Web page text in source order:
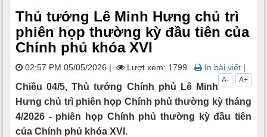
Thủ tướng Lê Minh Hưng chủ trì
phiên họp thường kỳ đầu tiên của
Chính phủ khóa XVI
02:57 PM 05/05/2026 | Lượt xem: 1799 In bài viết |
A+
A-
Chiều 04/5, Thủ tướng Chính phủ Lê Minh
Hưng chủ trì phiên họp Chính phủ thường kỳ tháng
4/2026 - phiên họp Chính phủ thường kỳ đầu tiên
của Chính phủ khóa XVI.